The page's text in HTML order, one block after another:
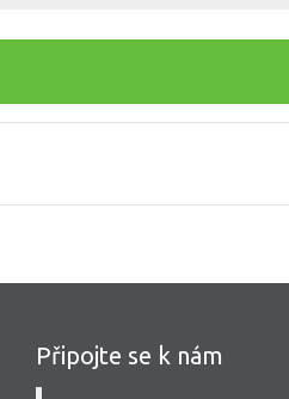
Připojte se k nám